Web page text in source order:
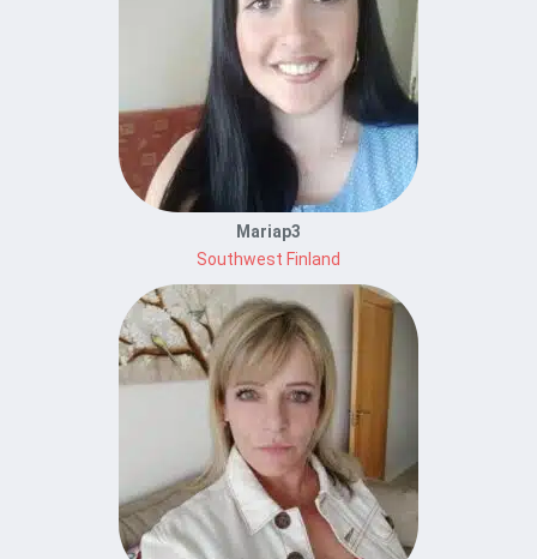
Mariap3
Southwest Finland